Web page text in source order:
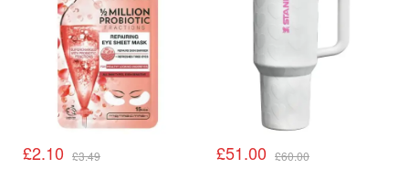
£2.10 £3.49 £51.00 £60.00